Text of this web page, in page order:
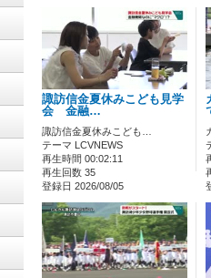
諏訪信金夏休みこども見学
会 金融…
諏訪信金夏休みこども…
テーマ LCVNEWS
再生時間 00:02:11
再生回数 35
登録日 2026/08/05